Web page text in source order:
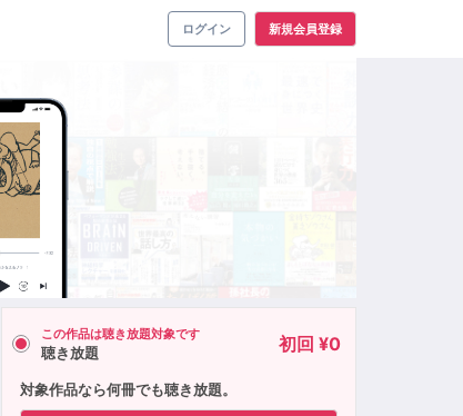
ログイン 新規会員登録
この作品は聴き放題対象です
聴き放題 初回 ¥0
対象作品なら何冊でも聴き放題。